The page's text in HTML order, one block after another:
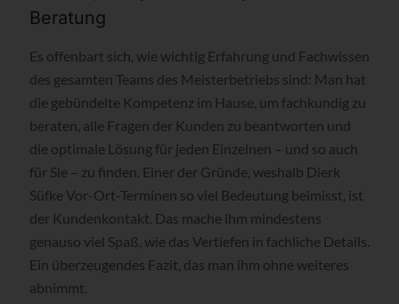
Beratung
Es offenbart sich, wie wichtig Erfahrung und Fachwissen
des gesamten Teams des Meisterbetriebs sind: Man hat
die gebündelte Kompetenz im Hause, um fachkundig zu
beraten, alle Fragen der Kunden zu beantworten und
die optimale Lösung für jeden Einzelnen – und so auch
für Sie – zu finden. Einer der Gründe, weshalb Dierk
Süfke Vor-Ort-Terminen so viel Bedeutung beimisst, ist
der Kundenkontakt. Das mache ihm mindestens
genauso viel Spaß, wie das Vertiefen in fachliche Details.
Ein überzeugendes Fazit, das man ihm ohne weiteres
abnimmt.